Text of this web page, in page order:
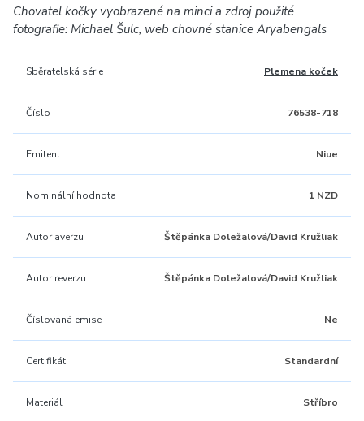
Chovatel kočky vyobrazené na minci a zdroj použité
fotografie: Michael Šulc, web chovné stanice Aryabengals
Sběratelská série Plemena koček
Číslo 76538-718
Emitent Niue
Nominální hodnota 1 NZD
Autor averzu Štěpánka Doležalová/David Kružliak
Autor reverzu Štěpánka Doležalová/David Kružliak
Číslovaná emise Ne
Certifikát Standardní
Materiál Stříbro